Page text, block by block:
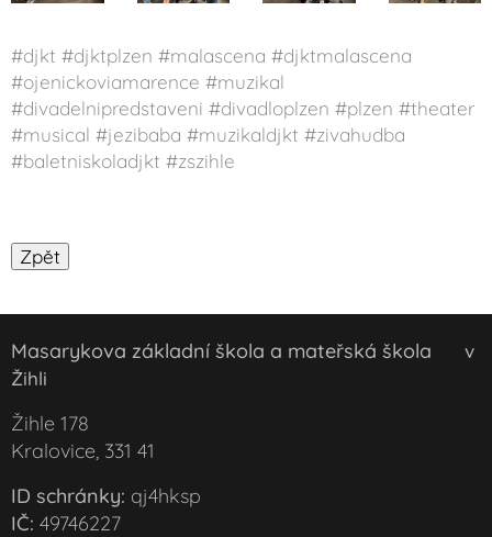
#djkt #djktplzen #malascena #djktmalascena
#ojenickoviamarence #muzikal
#divadelnipredstaveni #divadloplzen #plzen #theater
#musical #jezibaba #muzikaldjkt #zivahudba
#baletniskoladjkt #zszihle
Masarykova základní škola a mateřská škola v
Žihli
Žihle 178
Kralovice, 331 41
ID schránky: qj4hksp
IČ: 49746227